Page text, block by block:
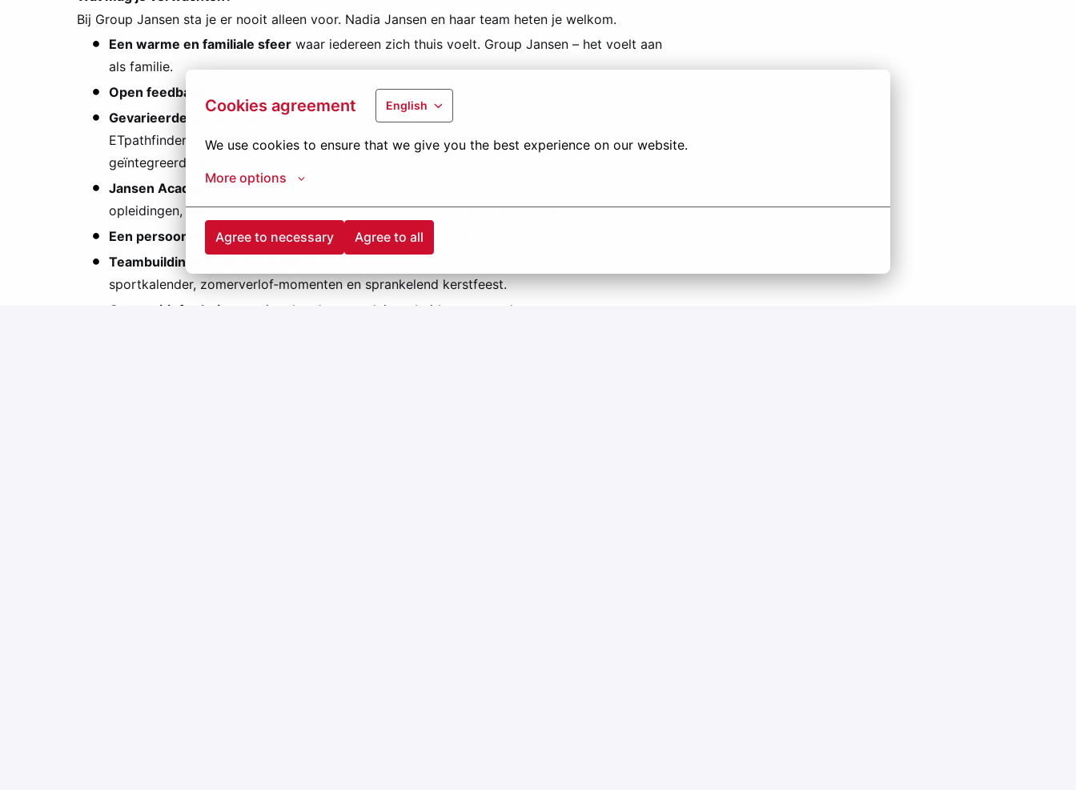
Cookies agreement English
We use cookies to ensure that we give you the best experience on our website.
More options
Agree to necessary Agree to all
Bij Group Jansen sta je er nooit alleen voor. Nadia Jansen en haar team heten je welkom.
Een warme en familiale sfeer waar iedereen zich thuis voelt. Group Jansen – het voelt aan
als familie.
Open feedbackcultuur
met ruimte voor initiatief en groei.
Gevarieerde, uitdagende en innovatieve projecten
zoals Johnson & Johnson Obelisc,
ETpathfinder, Vaccinopolis, AZ Delta, Univercells,… waar duurzame bouwmethodes
geïntegreerd zijn.
Jansen Academymet een uitgebreid onboardingstraject, unieke Jansen know‑how,
opleidingen, inspirerende sessies en een uitgebreide opleidingsbibliotheek.
Een persoonlijke buddydie je wegwijs maakt en je integratie versnelt.
Teambuildings en sportactiviteiten
sportkalender, zomerverlof‑momenten en sprankelend kerstfeest.
Competitief salaris
met uitstekende secundaire arbeidsvoorwaarden